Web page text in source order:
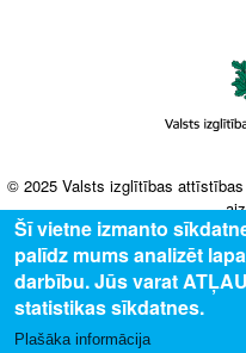
© 2025 Valsts izglītības
Šī vietne izmanto
palīdz mums analizēt
darbību. Jūs varat
statistikas sīkdatnes.
Plašāka informācija